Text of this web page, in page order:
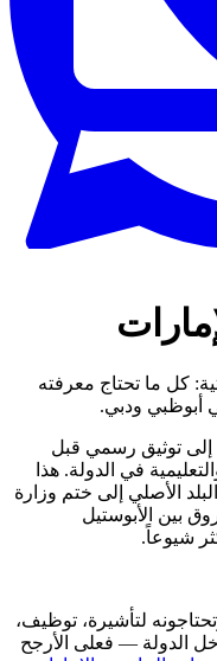
كل ما تحتاج معرفته
أبوظبي ودبي.
إلى توثيق رسمي قبل
في الدولة. هذا
الأصلي إلى ختم وزارة
بين الأبوستيل
شيوعاً.
لتأشيرة، توظيف،
الدولة — فعلى الأرجح